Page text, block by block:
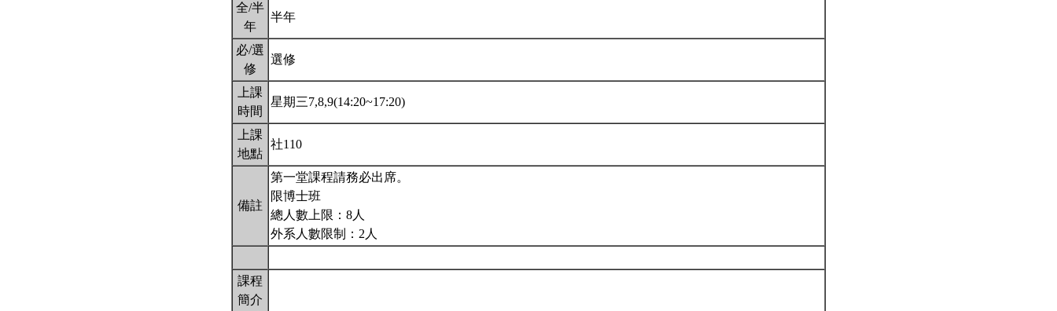
全/半
年
半年
必/選
修
選修
上課
時間
星期三7,8,9(14:20~17:20)
上課
地點
社110
備註
第一堂課程請務必出席。
限博士班
總人數上限：8人
外系人數限制：2人
課程
簡介